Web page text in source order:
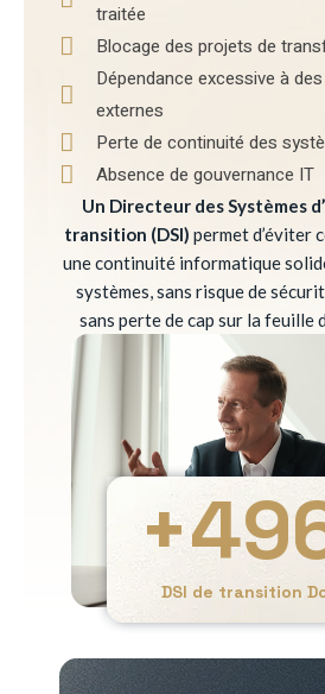
traitée
Blocage des projets de
Dépendance excessive à
externes
Perte de continuité des
Absence de gouvernance IT
Un Directeur des Systèmes
transition (DSI) permet d’éviter
une continuité informatique
systèmes, sans risque de
sans perte de cap sur la feuille
DSI de transition
+